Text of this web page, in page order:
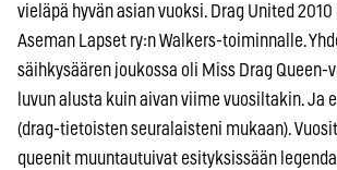
vieläpä hyvän asian vuoksi. Drag United
Aseman Lapset ry:n Walkers-toiminnalle.
säihkysäären joukossa oli Miss Drag
luvun alusta kuin aivan viime vuosiltakin. Ja
(drag-tietoisten seuralaisteni mukaan).
queenit muuntautuivat esityksissään